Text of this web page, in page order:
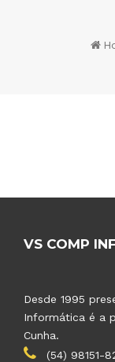
VS COMP
Desde 1995
Informática é a
Cunha.
(54) 98151-